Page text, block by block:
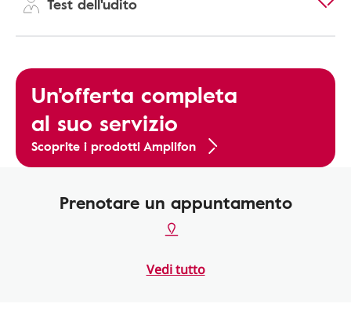
Un'offerta completa
al suo servizio
Scoprite i prodotti Amplifon
Prenotare un appuntamento
Vedi tutto